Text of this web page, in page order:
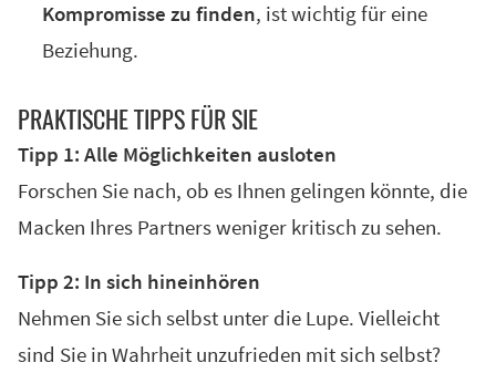
Kompromisse zu finden, ist wichtig für eine
Beziehung.
PRAK­TI­SCHE TIPPS FÜR SIE
Tipp 1: Alle Möglichkeiten ausloten
Forschen Sie nach, ob es Ihnen gelingen könnte, die
Macken Ihres Partners weniger kritisch zu sehen.
Tipp 2: In sich hineinhören
Nehmen Sie sich selbst unter die Lupe. Vielleicht
sind Sie in Wahrheit unzufrieden mit sich selbst?